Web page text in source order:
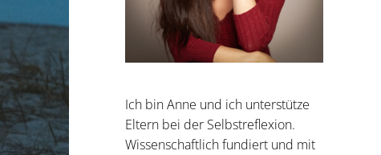
Ich bin Anne und ich unterstütze
Eltern bei der Selbstreflexion.
Wissenschaftlich fundiert und mit